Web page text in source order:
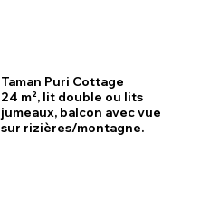
Taman Puri Cottage
24 m², lit double ou lits
jumeaux, balcon avec vue
sur rizières/montagne.